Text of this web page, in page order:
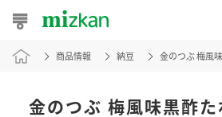
おうちレシピ
おすすめレシピ
商品情報 納豆 金のつぶ 梅風
金のつぶ 梅風味黒酢た